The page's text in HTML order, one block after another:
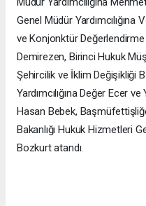
Genel Müdür
ve Konjonktür Değerlendirme
Demirezen, Birinci Hukuk
Şehircilik ve İklim Değişikliği
Yardımcılığına Değer Ecer
Hasan Bebek,
Bakanlığı Hukuk Hizmetleri
Bozkurt atandı.